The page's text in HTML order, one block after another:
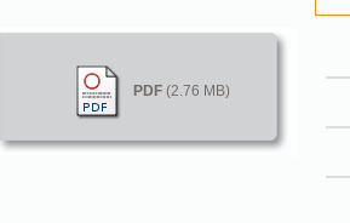
PDF(2.76 MB)